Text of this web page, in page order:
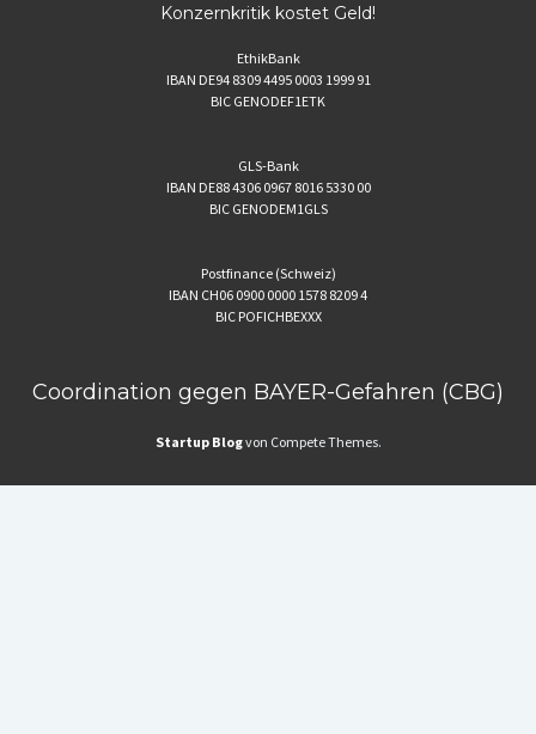
Konzernkritik kostet Geld!
EthikBank
IBAN DE94 8309 4495 0003 1999 91
BIC GENODEF1ETK
GLS-Bank
IBAN DE88 4306 0967 8016 5330 00
BIC GENODEM1GLS
Postfinance (Schweiz)
IBAN CH06 0900 0000 1578 8209 4
BIC POFICHBEXXX
Coordination gegen BAYER-Gefahren (CBG)
Startup Blogvon Compete Themes.